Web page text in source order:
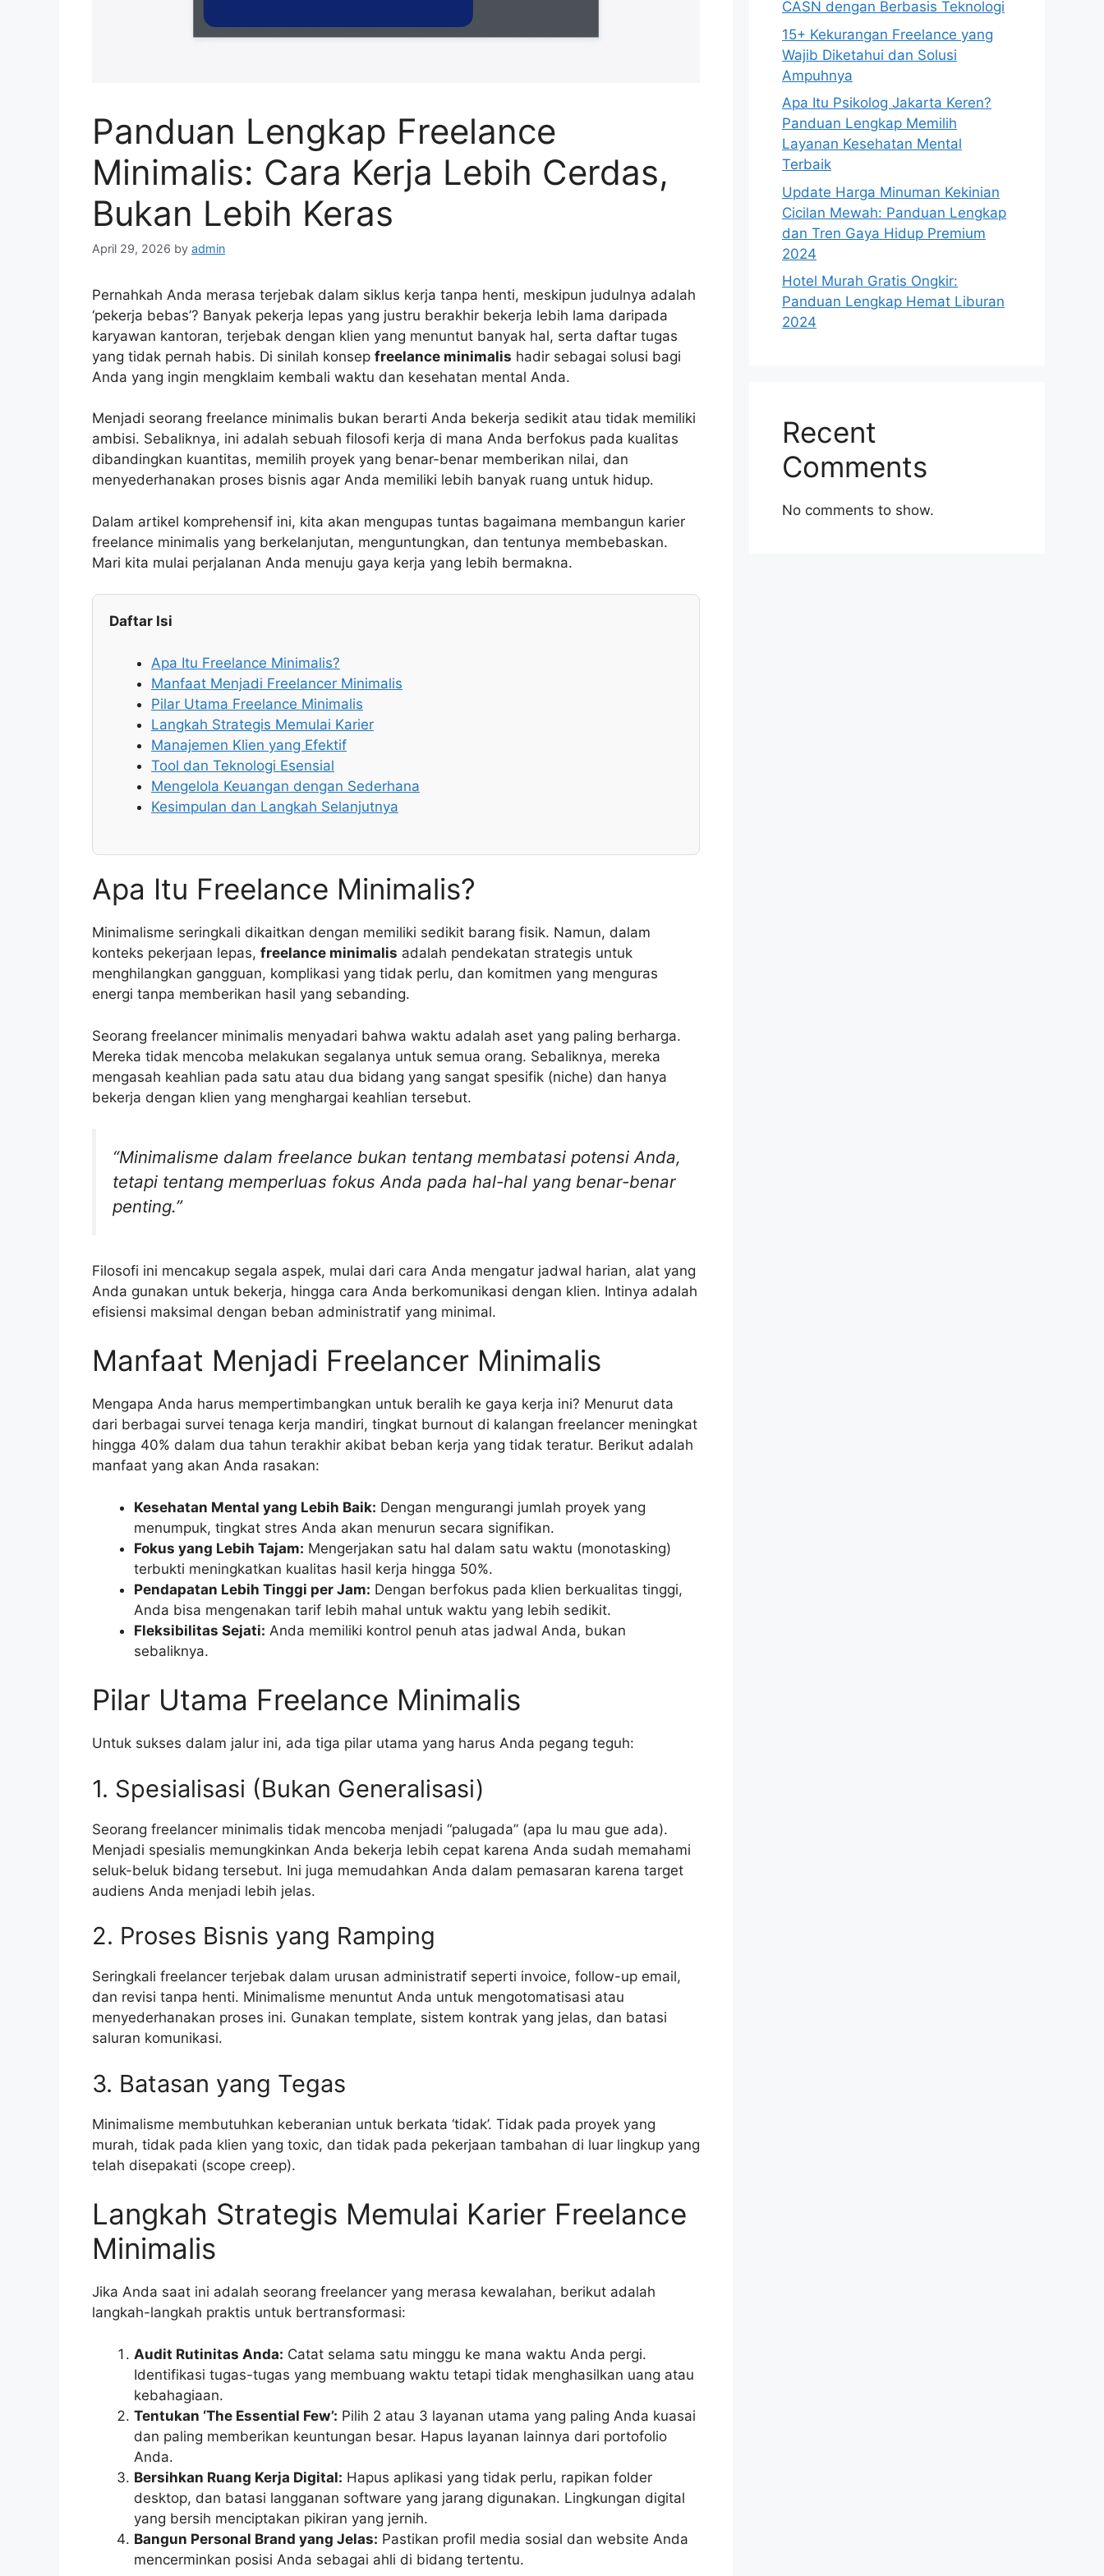
Panduan Lengkap Freelance
Minimalis: Cara Kerja Lebih Cerdas,
Bukan Lebih Keras
April 29, 2026 by admin
Pernahkah Anda merasa terjebak dalam siklus kerja tanpa henti, meskipun judulnya adalah
‘pekerja bebas’? Banyak pekerja lepas yang justru berakhir bekerja lebih lama daripada
karyawan kantoran, terjebak dengan klien yang menuntut banyak hal, serta daftar tugas
yang tidak pernah habis. Di sinilah konsep freelance minimalis hadir sebagai solusi bagi
Anda yang ingin mengklaim kembali waktu dan kesehatan mental Anda.
Menjadi seorang freelance minimalis bukan berarti Anda bekerja sedikit atau tidak memiliki
ambisi. Sebaliknya, ini adalah sebuah filosofi kerja di mana Anda berfokus pada kualitas
dibandingkan kuantitas, memilih proyek yang benar-benar memberikan nilai, dan
menyederhanakan proses bisnis agar Anda memiliki lebih banyak ruang untuk hidup.
Dalam artikel komprehensif ini, kita akan mengupas tuntas bagaimana membangun karier
freelance minimalis yang berkelanjutan, menguntungkan, dan tentunya membebaskan.
Mari kita mulai perjalanan Anda menuju gaya kerja yang lebih bermakna.
Daftar Isi
Apa Itu Freelance Minimalis?
Manfaat Menjadi Freelancer Minimalis
Pilar Utama Freelance Minimalis
Langkah Strategis Memulai Karier
Manajemen Klien yang Efektif
Tool dan Teknologi Esensial
Mengelola Keuangan dengan Sederhana
Kesimpulan dan Langkah Selanjutnya
Apa Itu Freelance Minimalis?
Minimalisme seringkali dikaitkan dengan memiliki sedikit barang fisik. Namun, dalam
konteks pekerjaan lepas, freelance minimalis adalah pendekatan strategis untuk
menghilangkan gangguan, komplikasi yang tidak perlu, dan komitmen yang menguras
energi tanpa memberikan hasil yang sebanding.
Seorang freelancer minimalis menyadari bahwa waktu adalah aset yang paling berharga.
Mereka tidak mencoba melakukan segalanya untuk semua orang. Sebaliknya, mereka
mengasah keahlian pada satu atau dua bidang yang sangat spesifik (niche) dan hanya
bekerja dengan klien yang menghargai keahlian tersebut.
“Minimalisme dalam freelance bukan tentang membatasi potensi Anda,
tetapi tentang memperluas fokus Anda pada hal-hal yang benar-benar
penting.”
Filosofi ini mencakup segala aspek, mulai dari cara Anda mengatur jadwal harian, alat yang
Anda gunakan untuk bekerja, hingga cara Anda berkomunikasi dengan klien. Intinya adalah
efisiensi maksimal dengan beban administratif yang minimal.
Manfaat Menjadi Freelancer Minimalis
Mengapa Anda harus mempertimbangkan untuk beralih ke gaya kerja ini? Menurut data
dari berbagai survei tenaga kerja mandiri, tingkat burnout di kalangan freelancer meningkat
hingga 40% dalam dua tahun terakhir akibat beban kerja yang tidak teratur. Berikut adalah
manfaat yang akan Anda rasakan:
Kesehatan Mental yang Lebih Baik: Dengan mengurangi jumlah proyek yang
menumpuk, tingkat stres Anda akan menurun secara signifikan.
Fokus yang Lebih Tajam: Mengerjakan satu hal dalam satu waktu (monotasking)
terbukti meningkatkan kualitas hasil kerja hingga 50%.
Pendapatan Lebih Tinggi per Jam: Dengan berfokus pada klien berkualitas tinggi,
Anda bisa mengenakan tarif lebih mahal untuk waktu yang lebih sedikit.
Fleksibilitas Sejati: Anda memiliki kontrol penuh atas jadwal Anda, bukan
sebaliknya.
Pilar Utama Freelance Minimalis
Untuk sukses dalam jalur ini, ada tiga pilar utama yang harus Anda pegang teguh:
1. Spesialisasi (Bukan Generalisasi)
Seorang freelancer minimalis tidak mencoba menjadi “palugada” (apa lu mau gue ada).
Menjadi spesialis memungkinkan Anda bekerja lebih cepat karena Anda sudah memahami
seluk-beluk bidang tersebut. Ini juga memudahkan Anda dalam pemasaran karena target
audiens Anda menjadi lebih jelas.
2. Proses Bisnis yang Ramping
Seringkali freelancer terjebak dalam urusan administratif seperti invoice, follow-up email,
dan revisi tanpa henti. Minimalisme menuntut Anda untuk mengotomatisasi atau
menyederhanakan proses ini. Gunakan template, sistem kontrak yang jelas, dan batasi
saluran komunikasi.
3. Batasan yang Tegas
Minimalisme membutuhkan keberanian untuk berkata ‘tidak’. Tidak pada proyek yang
murah, tidak pada klien yang toxic, dan tidak pada pekerjaan tambahan di luar lingkup yang
telah disepakati (scope creep).
Langkah Strategis Memulai Karier Freelance
Minimalis
Jika Anda saat ini adalah seorang freelancer yang merasa kewalahan, berikut adalah
langkah-langkah praktis untuk bertransformasi:
Audit Rutinitas Anda: Catat selama satu minggu ke mana waktu Anda pergi.
Identifikasi tugas-tugas yang membuang waktu tetapi tidak menghasilkan uang atau
kebahagiaan.
Tentukan ‘The Essential Few’: Pilih 2 atau 3 layanan utama yang paling Anda kuasai
dan paling memberikan keuntungan besar. Hapus layanan lainnya dari portofolio
Anda.
Bersihkan Ruang Kerja Digital: Hapus aplikasi yang tidak perlu, rapikan folder
desktop, dan batasi langganan software yang jarang digunakan. Lingkungan digital
yang bersih menciptakan pikiran yang jernih.
Bangun Personal Brand yang Jelas: Pastikan profil media sosial dan website Anda
mencerminkan posisi Anda sebagai ahli di bidang tertentu.
CASN dengan Berbasis Teknologi
15+ Kekurangan Freelance yang
Wajib Diketahui dan Solusi
Ampuhnya
Apa Itu Psikolog Jakarta Keren?
Panduan Lengkap Memilih
Layanan Kesehatan Mental
Terbaik
Update Harga Minuman Kekinian
Cicilan Mewah: Panduan Lengkap
dan Tren Gaya Hidup Premium
2024
Hotel Murah Gratis Ongkir:
Panduan Lengkap Hemat Liburan
2024
Recent
Comments
No comments to show.